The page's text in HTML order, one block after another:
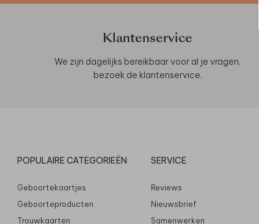
Klantenservice
We zijn dagelijks bereikbaar voor al je vragen,
bezoek de klantenservice.
POPULAIRE CATEGORIEËN
Geboortekaartjes
Geboorteproducten
Trouwkaarten
SERVICE
Reviews
Nieuwsbrief
Samenwerken